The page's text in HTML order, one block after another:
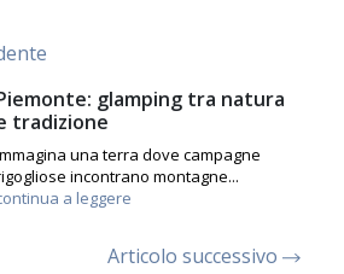
glamping tra natura
tradizione
una terra dove campagne
incontrano montagne...
a leggere
Articolo successivo